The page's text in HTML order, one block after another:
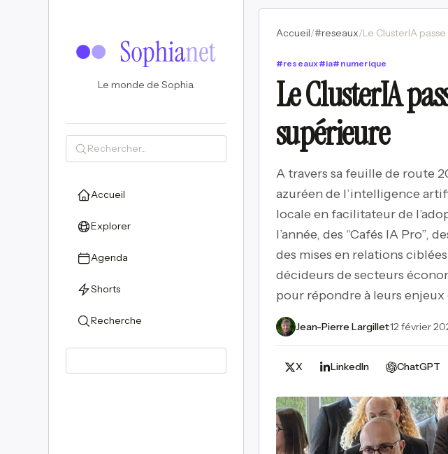
Le monde de Sophia.
Accueil
Explorer
Agenda
Shorts
Recherche
Accueil/#reseaux/Le ClusterIA
#reseaux#ia# numerique
Le ClusterIA
supérieure
A travers sa feuille de route
azuréen de l’intelligence
locale en facilitateur de
l’année, des “Cafés IA Pro”,
des mises en relations
décideurs de secteurs
pour répondre à leurs enjeux
Jean-Pierre Largillet·12 février
X LinkedIn ChatGPT